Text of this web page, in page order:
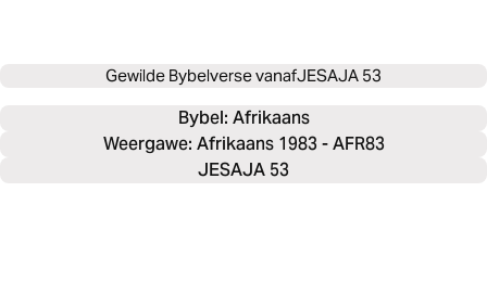
Gewilde Bybelverse vanafJESAJA 53
Bybel: Afrikaans
Weergawe: Afrikaans 1983 - AFR83
JESAJA 53